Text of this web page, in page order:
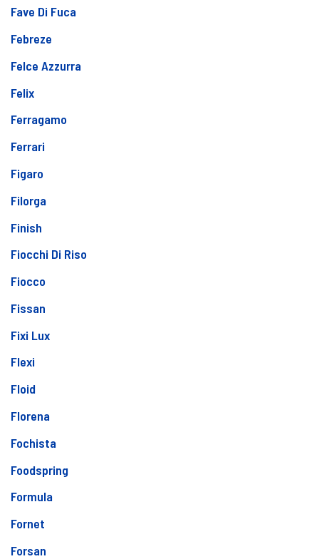
Fave Di Fuca
Febreze
Felce Azzurra
Felix
Ferragamo
Ferrari
Figaro
Filorga
Finish
Fiocchi Di Riso
Fiocco
Fissan
Fixi Lux
Flexi
Floid
Florena
Fochista
Foodspring
Formula
Fornet
Forsan